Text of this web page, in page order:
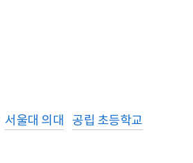
서울대 의대
공립 초등학교